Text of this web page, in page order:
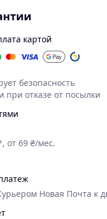
картой
безопасность
при отказе от посылки
от 69 ₴/мес.
Новая Почта к